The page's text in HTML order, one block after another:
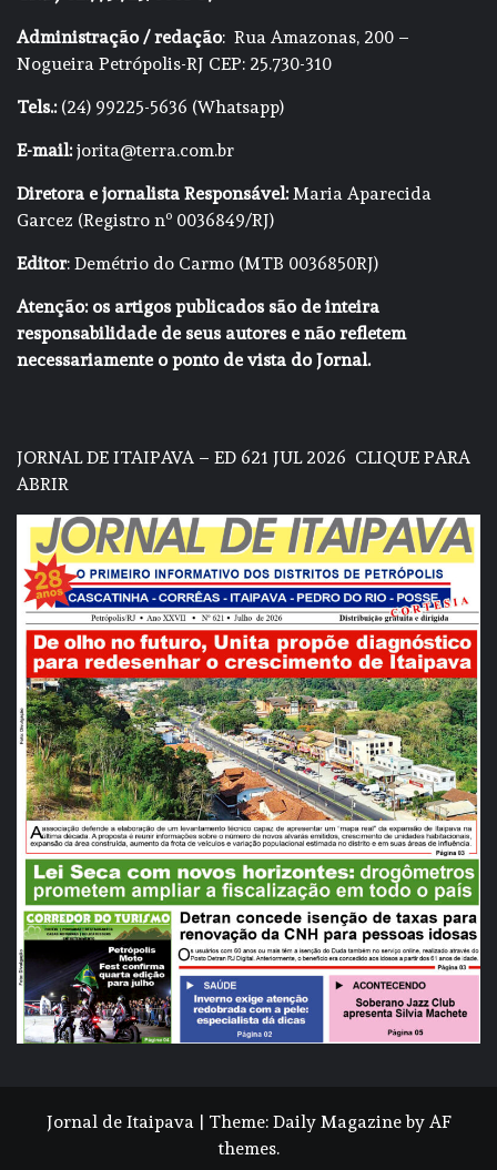
Administração / redação: Rua Amazonas, 200 –
Nogueira Petrópolis-RJ CEP: 25.730-310
Tels.:(24) 99225-5636 (Whatsapp)
E-mail:jorita@terra.com.br
Diretora e jornalista Responsável:Maria Aparecida
Garcez (Registro nº 0036849/RJ)
Editor: Demétrio do Carmo (MTB 0036850RJ)
Atenção: os artigos publicados são de inteira
responsabilidade de seus autores e não refletem
necessariamente o ponto de vista do Jornal.
JORNAL DE ITAIPAVA – ED 621 JUL 2026 CLIQUE PARA
ABRIR
Jornal de Itaipava Theme: Daily Magazineby AF
themes.